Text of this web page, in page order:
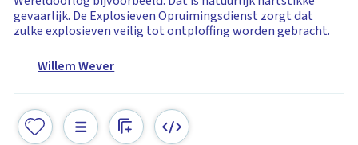
gevaarlijk. De Explosieven Opruimingsdienst zorgt dat
zulke explosieven veilig tot ontploffing worden gebracht.
Willem Wever